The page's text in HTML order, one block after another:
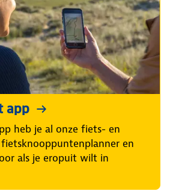
app
heb je al onze fiets- en
en
als je eropuit wilt in